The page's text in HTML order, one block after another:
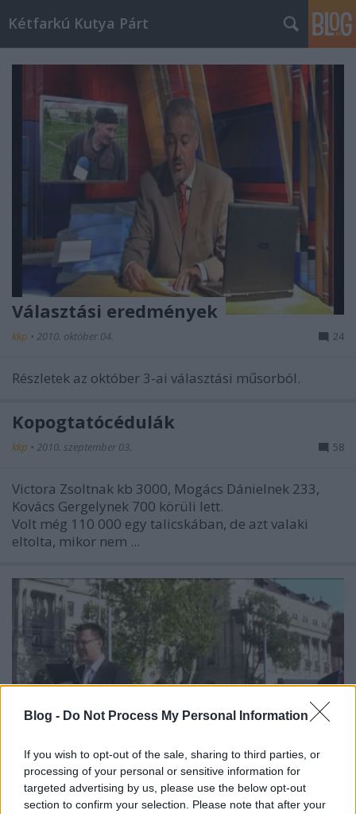
Blog - Do Not Process My Personal Information
If you wish to opt-out of the sale, sharing to third parties, or
processing of your personal or sensitive information for
targeted advertising by us, please use the below opt-out
section to confirm your selection. Please note that after your
Kétfarkú Kutya Párt
Választási eredmények
kkp • 2010. október 04. 24
Részletek az október 3-ai választási műsorból.
Kopogtatócédulák
kkp • 2010. szeptember 03. 58
Victora Zsoltnak kb 3000, Mogács Dánielnek 233,
Kovács Gergelynek 700 körüli lett.
Volt még 110 000 egy talicskában, de azt valaki
eltolta, mikor nem ...